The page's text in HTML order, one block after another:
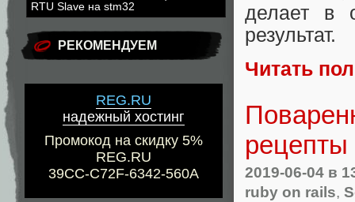
RTU Slave на stm32
РЕКОМЕНДУЕМ
REG.RU
надежный хостинг
Промокод на скидку 5%
REG.RU
39CC-C72F-6342-560A
делает в
результат.
Читать
2019-06-04 в
ruby on rails,